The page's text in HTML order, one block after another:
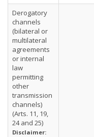
Derogatory
channels
(bilateral or
multilateral
agreements
or internal
law
permitting
other
transmission
channels)
(Arts. 11, 19,
24 and 25)
Disclaimer: